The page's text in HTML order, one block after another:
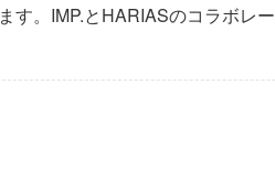
す。IMP.とHARIASのコラボレ